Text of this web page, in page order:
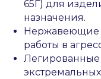
65Г) для
назначения.
Нержавеющие
работы в